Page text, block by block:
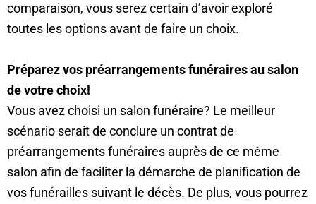
comparaison, vous serez certain d’avoir exploré
toutes les options avant de faire un choix.
Préparez vos préarrangements funéraires au salon
de votre choix!
Vous avez choisi un salon funéraire? Le meilleur
scénario serait de conclure un contrat de
préarrangements funéraires auprès de ce même
salon afin de faciliter la démarche de planification de
vos funérailles suivant le décès. De plus, vous pourrez